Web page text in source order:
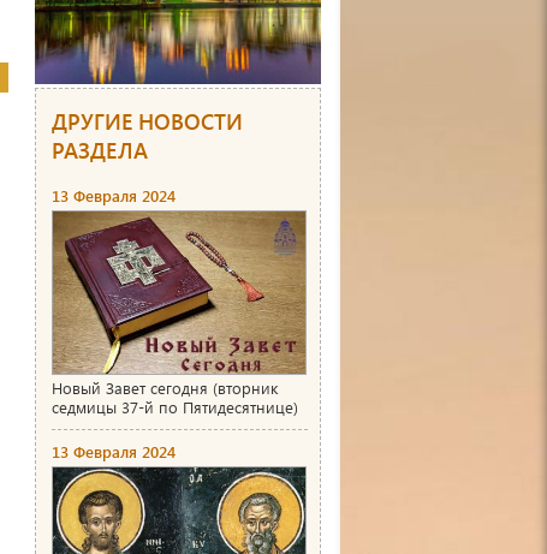
ДРУГИЕ НОВОСТИ
РАЗДЕЛА
13 Февраля 2024
Новый Завет сегодня (вторник
седмицы 37-й по Пятидесятнице)
13 Февраля 2024